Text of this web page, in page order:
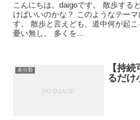
こんにちは。daigoです。 散歩する
けばいいのかな？ このようなテー
す。 散歩と言えども、道中何が起
憂い無し。 多くを...
未分類
【持
るだけ